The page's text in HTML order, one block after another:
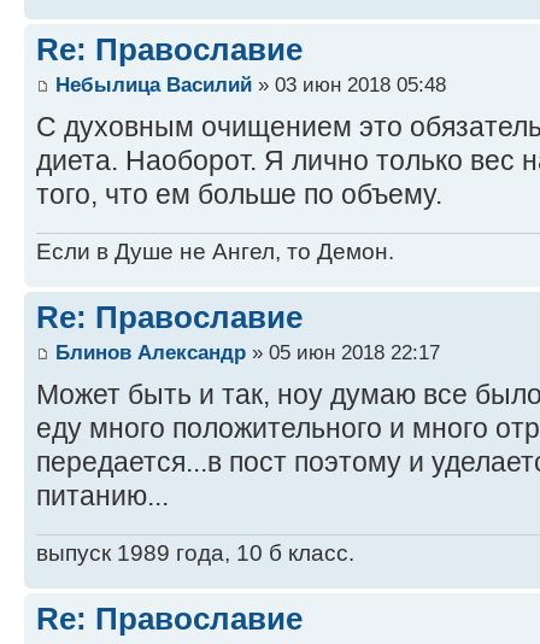
Re: Православие
Небылица Василий » 03 июн 2018 05:48
С духовным очищением это
диета. Наоборот. Я лично только вес
того, что ем больше по объему.
Если в Душе не Ангел, то Демон.
Re: Православие
Блинов Александр » 05 июн 2018 22:17
Может быть и так, ноу думаю все
еду много положительного и много
передается...в пост поэтому и
питанию...
выпуск 1989 года, 10 б класс.
Re: Православие